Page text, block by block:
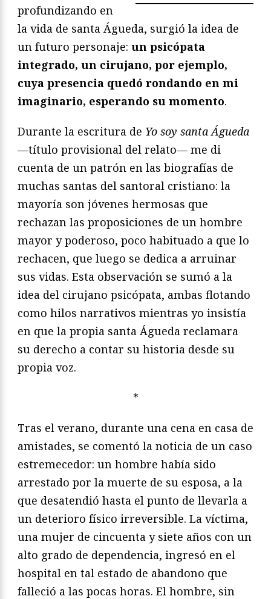
profundizando en
la vida de santa Águeda, surgió la idea de
un futuro personaje: un psicópata
integrado, un cirujano, por ejemplo,
cuya presencia quedó rondando en mi
imaginario, esperando su momento.
Durante la escritura de Yo soy santa Águeda
—título provisional del relato— me di
cuenta de un patrón en las biografías de
muchas santas del santoral cristiano: la
mayoría son jóvenes hermosas que
rechazan las proposiciones de un hombre
mayor y poderoso, poco habituado a que lo
rechacen, que luego se dedica a arruinar
sus vidas. Esta observación se sumó a la
idea del cirujano psicópata, ambas flotando
como hilos narrativos mientras yo insistía
en que la propia santa Águeda reclamara
su derecho a contar su historia desde su
propia voz.
*
Tras el verano, durante una cena en casa de
amistades, se comentó la noticia de un caso
estremecedor: un hombre había sido
arrestado por la muerte de su esposa, a la
que desatendió hasta el punto de llevarla a
un deterioro físico irreversible. La víctima,
una mujer de cincuenta y siete años con un
alto grado de dependencia, ingresó en el
hospital en tal estado de abandono que
falleció a las pocas horas. El hombre, sin